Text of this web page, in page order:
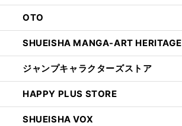
OTO
SHUEISHA MANGA-ART HERITAGE
ジャンプキャラクターズストア
HAPPY PLUS STORE
SHUEISHA VOX